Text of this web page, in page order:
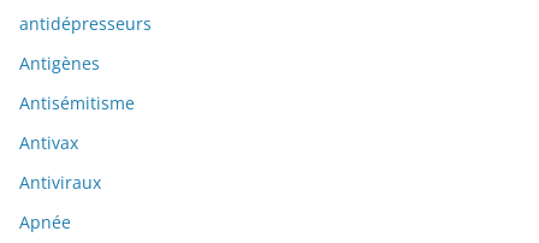
antidépresseurs
Antigènes
Antisémitisme
Antivax
Antiviraux
Apnée